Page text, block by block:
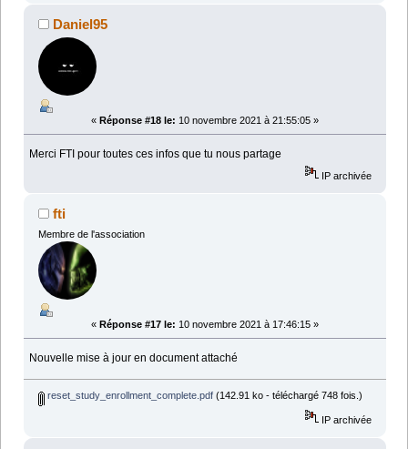
Daniel95
« Réponse #18 le: 10 novembre 2021 à 21:55:05 »
Merci FTI pour toutes ces infos que tu nous partage
IP archivée
fti
Membre de l'association
« Réponse #17 le: 10 novembre 2021 à 17:46:15 »
Nouvelle mise à jour en document attaché
reset_study_enrollment_complete.pdf(142.91 ko - téléchargé 748 fois.)
IP archivée